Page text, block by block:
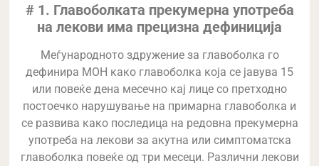
# 1. Главоболката прекумерна употреба
на лекови има прецизна дефиниција
Меѓународното здружение за главоболка го
дефинира MOH како главоболка која се јавува 15
или повеќе дена месечно кај лице со претходно
постоечко нарушување на примарна главоболка и
се развива како последица на редовна прекумерна
употреба на лекови за акутна или симптоматска
главоболка повеќе од три месеци. Различни лекови